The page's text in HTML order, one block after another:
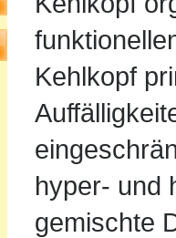
Kehlkopf
hyper- und
gemischte